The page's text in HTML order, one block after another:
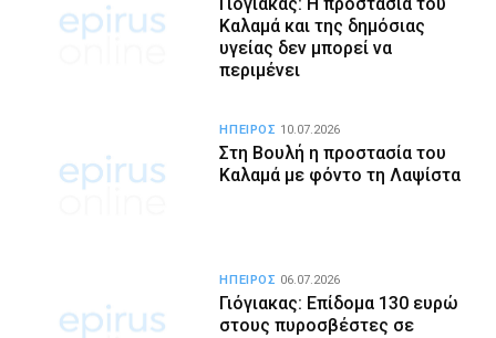
Καλαμά και της δημόσιας
υγείας δεν μπορεί να
περιμένει
Στη Βουλή η προστασία του
Καλαμά με φόντο τη Λαψίστα
ΗΠΕΙΡΟΣ 10.07.2026
Γιόγιακας: Επίδομα 130 ευρώ
στους πυροσβέστες σε
ΗΠΕΙΡΟΣ 06.07.2026